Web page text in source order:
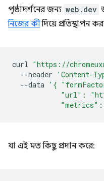
পৃষ্ঠাদর্শনের জন্য web.dev
নিজের কীদিয়ে প্রতিস্থাপন
curl "https://
--header
'Content-
--data '{
"url":
যা এই মত কিছু প্রদান করে: